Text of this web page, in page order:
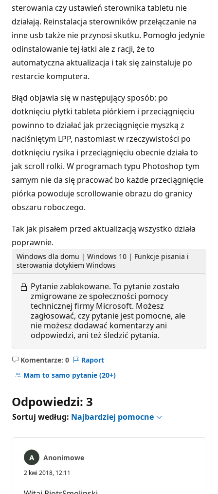
sterowania czy ustawień sterownika tabletu nie
działają. Reinstalacja sterowników przełączanie na
inne usb także nie przynosi skutku. Pomogło jedynie
odinstalowanie tej łatki ale z racji, że to
automatyczna aktualizacja i tak się zainstaluje po
restarcie komputera.
Błąd objawia się w następujący sposób: po
dotknięciu płytki tableta piórkiem i przeciągnięciu
powinno to działać jak przeciągnięcie myszką z
naciśniętym LPP, nastomiast w rzeczywistości po
dotknięciu rysika i przeciągnięciu obecnie działa to
jak scroll rolki. W programach typu Photoshop tym
samym nie da się pracować bo każde przeciągnięcie
piórka powoduje scrollowanie obrazu do granicy
obszaru roboczego.
Tak jak pisałem przed aktualizacją wszystko działa
poprawnie.
Windows dla domu | Windows 10 | Funkcje pisania i
sterowania dotykiem Windows
Pytanie zablokowane. To pytanie zostało
zmigrowane ze społeczności pomocy
technicznej firmy Microsoft. Możesz
zagłosować, czy pytanie jest pomocne, ale
nie możesz dodawać komentarzy ani
odpowiedzi, ani też śledzić pytania.
Komentarze: 0
Brak
komentarzy
Raport
Mam to samo pytanie (20+)
Odpowiedzi: 3
Sortuj według: Najbardziej pomocne
Anonimowe
2 kwi 2018, 12:11